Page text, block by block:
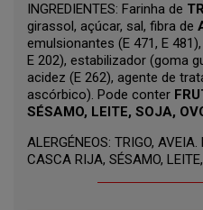
INGREDIENTES: Farinha de
girassol, açúcar, sal, fibra de
emulsionantes (E 471, E
E 202), estabilizador (goma
acidez (E 262), agente de
ascórbico). Pode conter
SÉSAMO, LEITE, SOJA,
ALERGÉNEOS: TRIGO,
CASCA RIJA, SÉSAMO,